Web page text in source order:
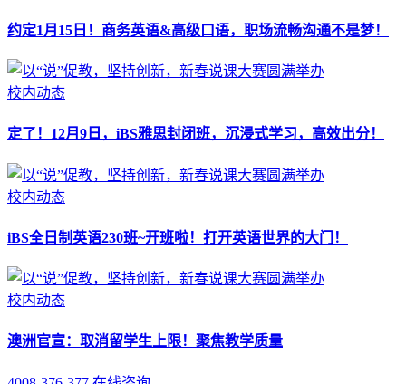
约定1月15日！商务英语&高级口语，职场流畅沟通不是梦！
校内动态
定了！12月9日，iBS雅思封闭班，沉浸式学习，高效出分！
校内动态
iBS全日制英语230班~开班啦！打开英语世界的大门！
校内动态
澳洲官宣：取消留学生上限！聚焦教学质量